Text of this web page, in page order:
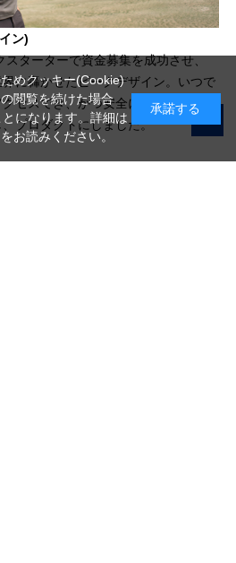
ン)
スターターで資金募集を成功させ、
に轟かせたピークデザイン。いつで
セスでき、かつ安全にそれを持ち運
プロダクトにしました。
めクッキー(Cookie)
閲覧を続けた場合
になります。詳細は
をお読みください。
承諾する